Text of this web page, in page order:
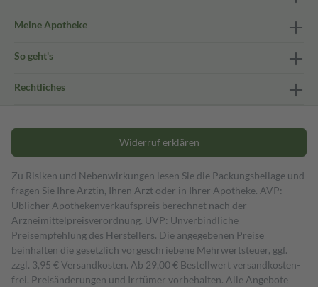
Meine Apotheke
So geht's
Rechtliches
Widerruf erklären
Zu Risiken und Nebenwirkungen lesen Sie die Packungsbeilage und
fragen Sie Ihre Ärztin, Ihren Arzt oder in Ihrer Apotheke. AVP:
Üblicher Apothekenverkaufspreis berechnet nach der
Arzneimittelpreisverordnung. UVP: Unverbindliche
Preisempfehlung des Herstellers. Die angegebenen Preise
beinhalten die gesetzlich vorgeschriebene Mehrwertsteuer, ggf.
zzgl. 3,95 € Versandkosten. Ab 29,00 € Bestell­wert versand­kosten­
frei. Preisänderungen und Irrtümer vorbehalten. Alle Angebote